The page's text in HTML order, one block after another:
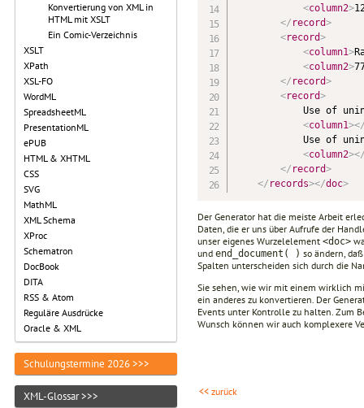
Konvertierung von XML in
HTML mit XSLT
Ein Comic-Verzeichnis
XSLT
XPath
XSL-FO
WordML
SpreadsheetML
PresentationML
ePUB
HTML & XHTML
CSS
SVG
MathML
XML Schema
XProc
Schematron
DocBook
DITA
RSS & Atom
Reguläre Ausdrücke
Oracle & XML
Schulungstermine 2026 >>>
XML-Glossar >>>
<column2>
</ record>
<record>
<column1>
<column2>
</ record>
<record>
Use of
<column1>
Use of
<column2>
</ record>
</ records></doc>
Der Generator hat die meiste Arbeit
Daten, die er uns über Aufrufe der
unser eigenes Wurzelelement <doc>
und end_document( ) so ändern,
Spalten unterscheiden sich durch die
Sie sehen, wie wir mit einem wirklich
ein anderes zu konvertieren. Der
Events unter Kontrolle zu halten. Zum
Wunsch können wir auch komplexere
<< zurück